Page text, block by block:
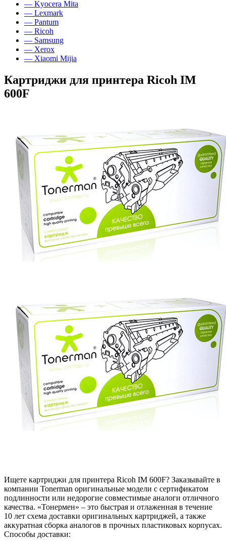
— Kyocera Mita
— Lexmark
— Pantum
— Ricoh
— Samsung
— Xerox
— Xiaomi Mijia
Картриджи для принтера Ricoh IM
600F
Ищете картриджи для принтера Ricoh IM 600F? Заказывайте в
компании Tonerman оригинальные модели с сертификатом
подлинности или недорогие совместимые аналоги отличного
качества. «Тонермен» – это быстрая и отлаженная в течение
10 лет схема доставки оригинальных картриджей, а также
аккуратная сборка аналогов в прочных пластиковых корпусах.
Способы доставки: